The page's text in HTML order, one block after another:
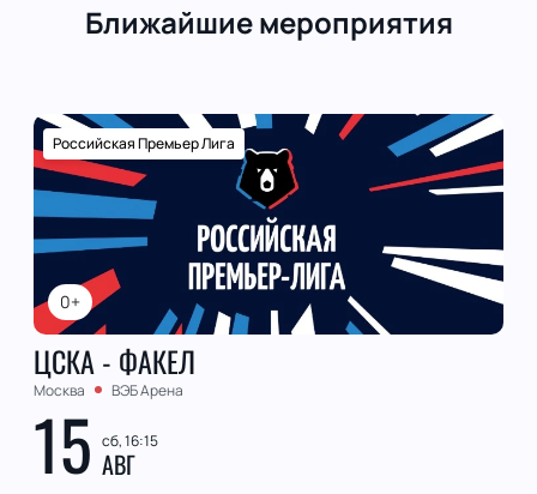
Ближайшие мероприятия
0+
Российская Премьер Лига
ЦСКА - ФАКЕЛ
Москва ВЭБ Арена
15 сб, 16:15
АВГ